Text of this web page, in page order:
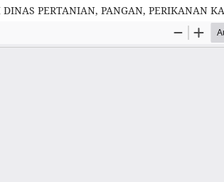
PERTANIAN, PANGAN, PERIKANAN